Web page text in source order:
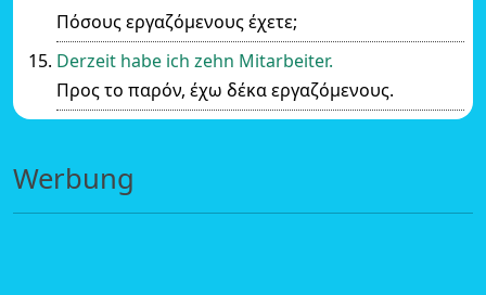
Πόσους εργαζόμενους έχετε;
Derzeit habe ich zehn Mitarbeiter.
Προς το παρόν, έχω δέκα εργαζόμενους.
Werbung